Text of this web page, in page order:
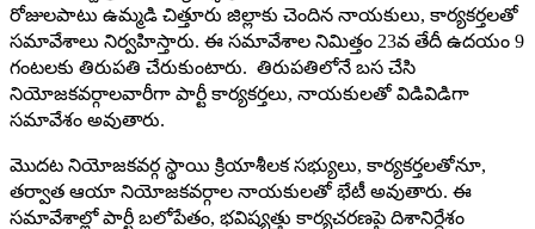
రోజులపాటు ఉమ్మడి చిత్తూరు జిల్లాకు చెందిన నాయకులు, కార్యకర్తలతో
సమావేశాలు నిర్వహిస్తారు. ఈ సమావేశాల నిమిత్తం 23వ తేదీ ఉదయం 9
గంటలకు తిరుపతి చేరుకుంటారు. తిరుపతిలోనే బస చేసి
నియోజకవర్గాలవారీగా పార్టీ కార్యకర్తలు, నాయకులతో విడివిడిగా
సమావేశం అవుతారు.
మొదట నియోజకవర్గ స్థాయి క్రియాశీలక సభ్యులు, కార్యకర్తలతోనూ,
తర్వాత ఆయా నియోజకవర్గాల నాయకులతో భేటీ అవుతారు. ఈ
సమావేశాల్లో పార్టీ బలోపేతం, భవిష్యత్తు కార్యచరణపై దిశానిర్దేశం